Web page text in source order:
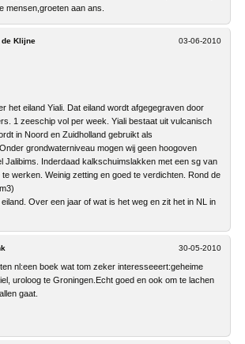
mensen,groeten aan ans.
03-06-2010
Klijne
het eiland Yiali. Dat eiland wordt afgegegraven door
1 zeeschip vol per week. Yiali bestaat uit vulcanisch
in Noord en Zuidholland gebruikt als
grondwaterniveau mogen wij geen hoogoven
Jalibims. Inderdaad kalkschuimslakken met een sg van
werken. Weinig zetting en goed te verdichten. Rond de
Over een jaar of wat is het weg en zit het in NL in
30-05-2010
nl:een boek wat tom zeker interesseeert:geheime
uroloog te Groningen.Echt goed en ook om te lachen
gaat.